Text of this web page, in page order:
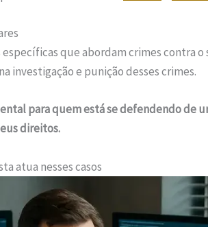
que abordam crimes contra
investigação e punição desses crimes.
para quem está se defendendo de
direitos.
atua nesses casos